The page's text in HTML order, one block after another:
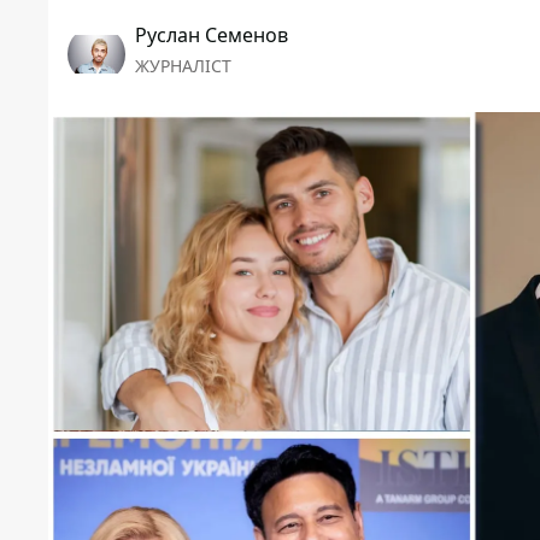
Руслан Семенов
ЖУРНАЛІСТ